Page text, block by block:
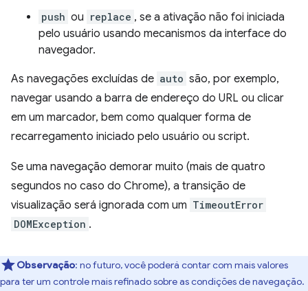
push ou replace , se a ativação não foi iniciada
pelo usuário usando mecanismos da interface do
navegador.
As navegações excluídas de auto são, por exemplo,
navegar usando a barra de endereço do URL ou clicar
em um marcador, bem como qualquer forma de
recarregamento iniciado pelo usuário ou script.
Se uma navegação demorar muito (mais de quatro
segundos no caso do Chrome), a transição de
visualização será ignorada com um TimeoutError
DOMException .
Observação: no futuro, você poderá contar com mais valores
para ter um controle mais refinado sobre as condições de navegação.